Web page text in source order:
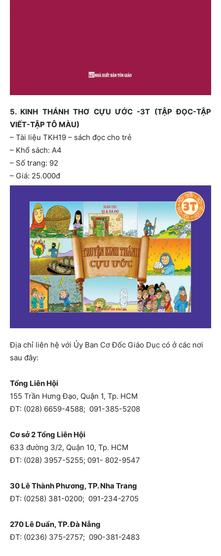
5. KINH THÁNH THƠ CỰU ƯỚC -3T (TẬP ĐỌC-TẬP
VIẾT-TẬP TÔ MÀU)
– Tài liệu TKH19 – sách đọc cho trẻ
– Khổ sách: A4
– Số trang: 92
– Giá: 25.000đ
Địa chỉ liên hệ với Ủy Ban Cơ Đốc Giáo Dục có ở các nơi
sau đây:
Tổng Liên Hội
155 Trần Hưng Đạo, Quận 1, Tp. HCM
ĐT: (028) 6659-4588; 091-385-5208
Cơ sở 2 Tổng Liên Hội
633 đường 3/2, Quận 10, Tp. HCM
ĐT: (028) 3957-5255; 091- 802-9547
30 Lê Thành Phương, TP. Nha Trang
ĐT: (0258) 381-0200; 091-234-2705
270 Lê Duẩn, TP. Đà Nẵng
ĐT: (0236) 375-2757; 090-381-2483